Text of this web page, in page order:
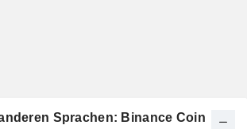
Sprachen: Binance Coin